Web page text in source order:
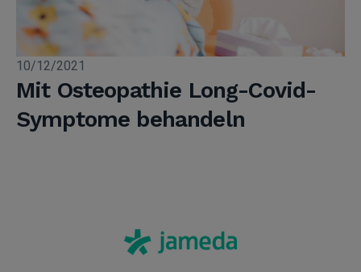
10/12/2021
Mit Osteopathie Long-Covid-
Symptome behandeln